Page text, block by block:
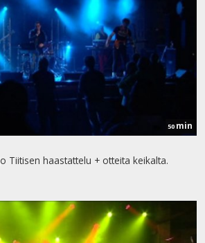
50 min
Tiitisen haastattelu + otteita keikalta.